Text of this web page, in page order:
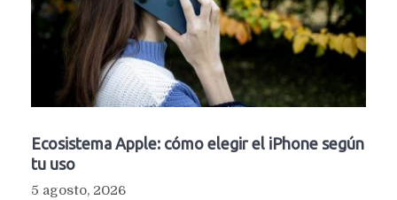
Ecosistema Apple: cómo elegir el iPhone según
tu uso
5 agosto, 2026